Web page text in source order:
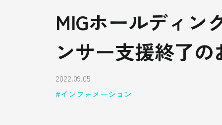
MIGホールディン
ンサー支援終了
2022.09.05
インフォメーション